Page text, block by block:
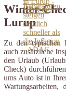
Winter-
Lurup
Zu den typischen
auch zusätzliche
den Urlaub
Check)
ums Auto ist in